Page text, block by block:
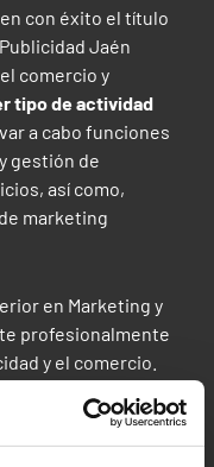
con éxito el título
Jaén
comercio y
tipo de actividad
a cabo funciones
gestión de
así como,
marketing
en Marketing y
profesionalmente
y el comercio.